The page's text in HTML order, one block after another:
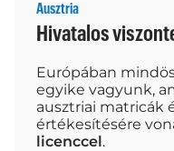
Ausztria
Hivatalos
Európában
egyike vagyunk,
ausztriai matricák
értékesítésére
licenccel.